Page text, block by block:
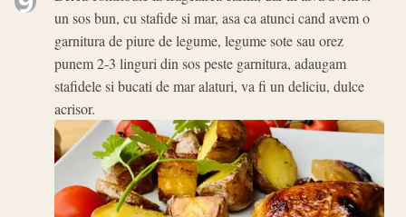
un sos bun, cu stafide si mar, asa ca atunci cand avem o
garnitura de piure de legume, legume sote sau orez
punem 2-3 linguri din sos peste garnitura, adaugam
stafidele si bucati de mar alaturi, va fi un deliciu, dulce
acrisor.